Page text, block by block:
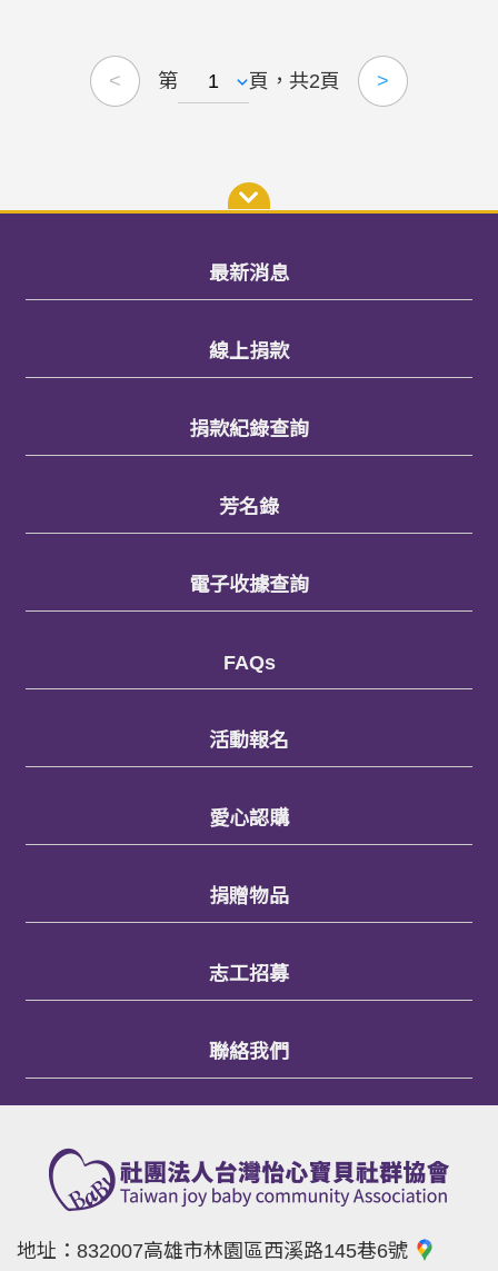
< 第 頁，共2頁 >
最新消息
線上捐款
捐款紀錄查詢
芳名錄
電子收據查詢
FAQs
活動報名
愛心認購
捐贈物品
志工招募
聯絡我們
地址： 832007高雄市林園區西溪路145巷6號